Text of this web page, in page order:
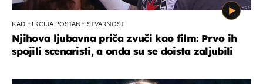
KAD FIKCIJA POSTANE STVARNOST
Njihova ljubavna priča zvuči kao film: Prvo ih
spojili scenaristi, a onda su se doista zaljubili